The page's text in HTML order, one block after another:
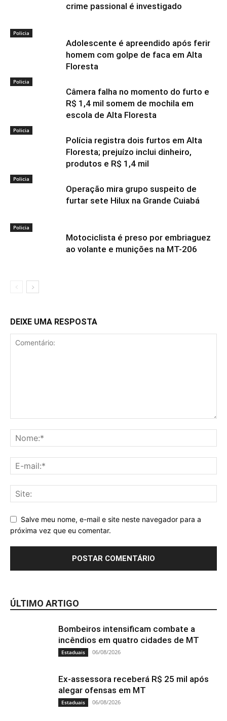
crime passional é investigado
Policia
Adolescente é apreendido após ferir
homem com golpe de faca em Alta
Floresta
Policia
Câmera falha no momento do furto e
R$ 1,4 mil somem de mochila em
escola de Alta Floresta
Policia
Polícia registra dois furtos em Alta
Floresta; prejuízo inclui dinheiro,
produtos e R$ 1,4 mil
Policia
Operação mira grupo suspeito de
furtar sete Hilux na Grande Cuiabá
Policia
Motociclista é preso por embriaguez
ao volante e munições na MT-206
DEIXE UMA RESPOSTA
Salve meu nome, e-mail e site neste navegador para a
próxima vez que eu comentar.
ÚLTIMO ARTIGO
Bombeiros intensificam combate a
incêndios em quatro cidades de MT
Estaduais 06/08/2026
Ex-assessora receberá R$ 25 mil após
alegar ofensas em MT
Estaduais 06/08/2026